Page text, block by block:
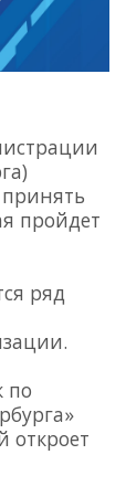
пройдет
ряд
по
откроет